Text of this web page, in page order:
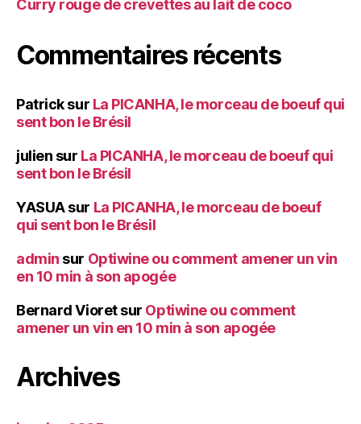
Curry rouge de crevettes au lait de coco
Commentaires récents
Patricksur La PICANHA, le morceau de boeuf qui
sent bon le Brésil
julien sur La PICANHA, le morceau de boeuf qui
sent bon le Brésil
YASUAsur La PICANHA, le morceau de boeuf
qui sent bon le Brésil
admin sur Optiwine ou comment amener un vin
en 10 min à son apogée
Bernard Vioretsur Optiwine ou comment
amener un vin en 10 min à son apogée
Archives